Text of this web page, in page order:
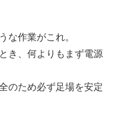
な作業がこれ。
き、何よりもまず電源
のため必ず足場を安定